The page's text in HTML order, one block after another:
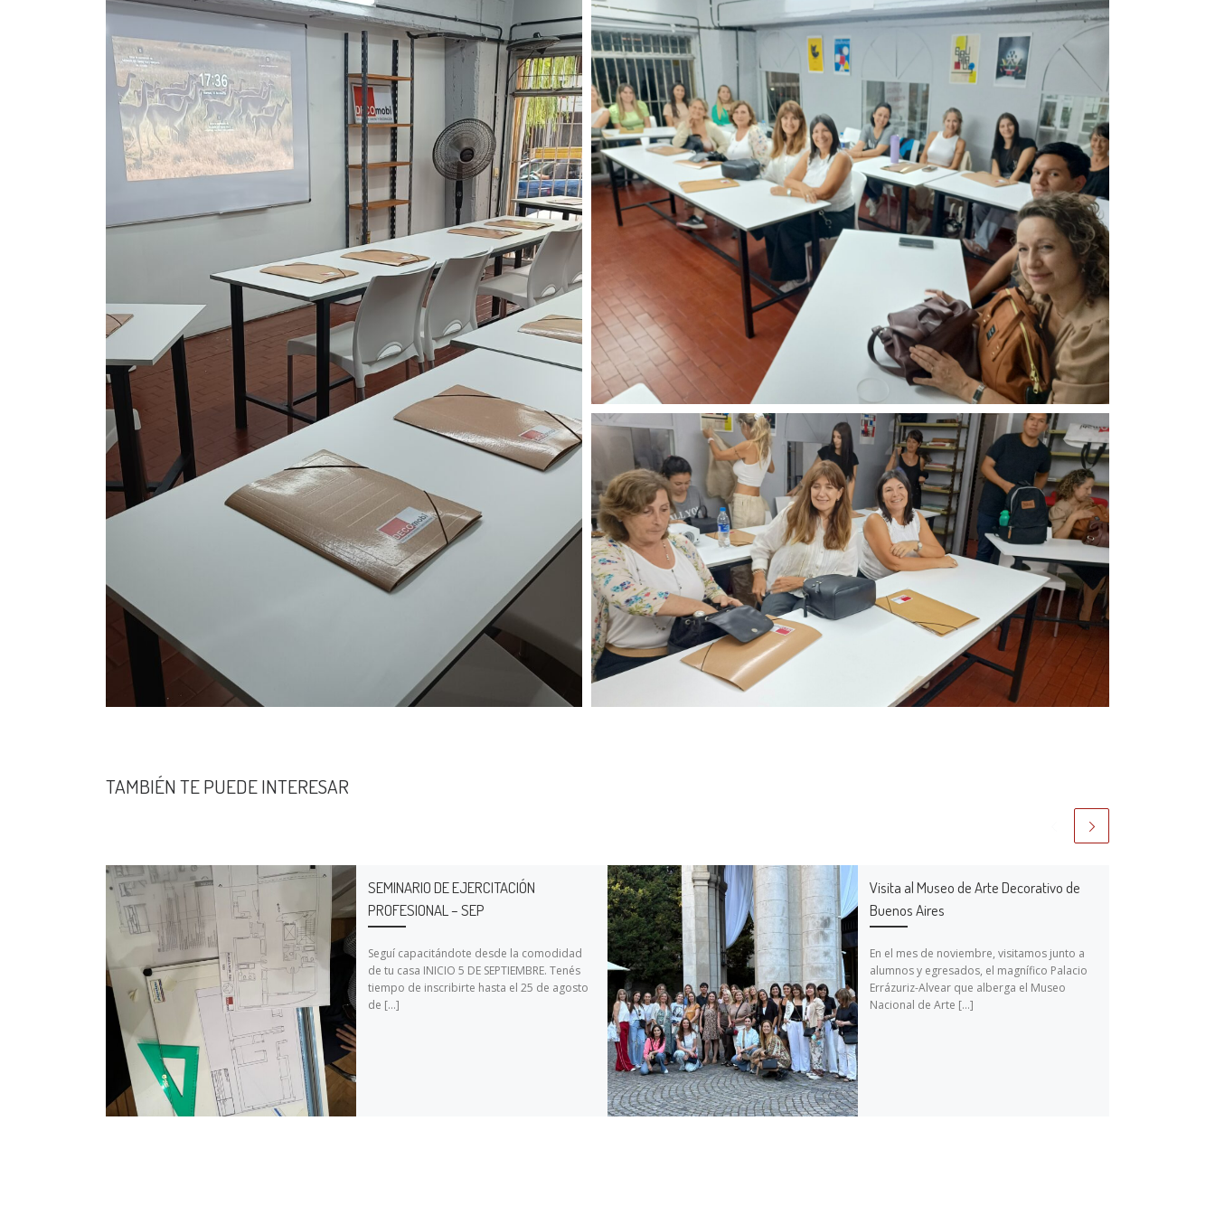
TAMBIÉN TE PUEDE INTERESAR
SEMINARIO DE EJERCITACIÓN
PROFESIONAL – SEP
Seguí capacitándote desde la comodidad
de tu casa INICIO 5 DE SEPTIEMBRE. Tenés
tiempo de inscribirte hasta el 25 de agosto
de […]
Visita al Museo de Arte Decorativo de
Buenos Aires
En el mes de noviembre, visitamos junto a
alumnos y egresados, el magnífico Palacio
Errázuriz-Alvear que alberga el Museo
Nacional de Arte […]